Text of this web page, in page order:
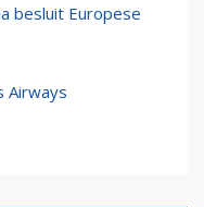
besluit Europese
Airways